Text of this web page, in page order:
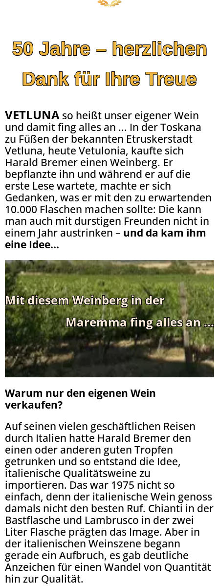
50 Jahre – herzlichen
Dank für Ihre Treue
VETLUNA so heißt unser eigener Wein
und damit fing alles an ... In der Toskana
zu Füßen der bekannten Etruskerstadt
Vetluna, heute Vetulonia, kaufte sich
Harald Bremer einen Weinberg. Er
bepflanzte ihn und während er auf die
erste Lese wartete, machte er sich
Gedanken, was er mit den zu erwartenden
10.000 Flaschen machen sollte: Die kann
man auch mit durstigen Freunden nicht in
einem Jahr austrinken – und da kam ihm
eine Idee...
Mit diesem Weinberg in der
Maremma fing alles an ...
Warum nur den eigenen Wein
verkaufen?
Auf seinen vielen geschäftlichen Reisen
durch Italien hatte Harald Bremer den
einen oder anderen guten Tropfen
getrunken und so entstand die Idee,
italienische Qualitätsweine zu
importieren. Das war 1975 nicht so
einfach, denn der italienische Wein genoss
damals nicht den besten Ruf. Chianti in der
Bastflasche und Lambrusco in der zwei
Liter Flasche prägten das Image. Aber in
der italienischen Weinszene begann
gerade ein Aufbruch, es gab deutliche
Anzeichen für einen Wandel von Quantität
hin zur Qualität.